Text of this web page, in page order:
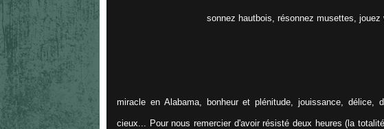
sonnez hautbois, résonnez musettes,
miracle en Alabama, bonheur et plénitude, jouissance, délice,
cieux... Pour nous remercier d'avoir résisté deux heures (la